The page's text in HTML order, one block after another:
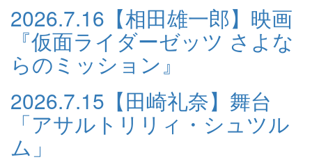
2026.7.16 【相田雄一郎】映画
『仮面ライダーゼッツ さよな
らのミッション』
2026.7.15 【田崎礼奈】舞台
「アサルトリリィ・シュツル
ム」